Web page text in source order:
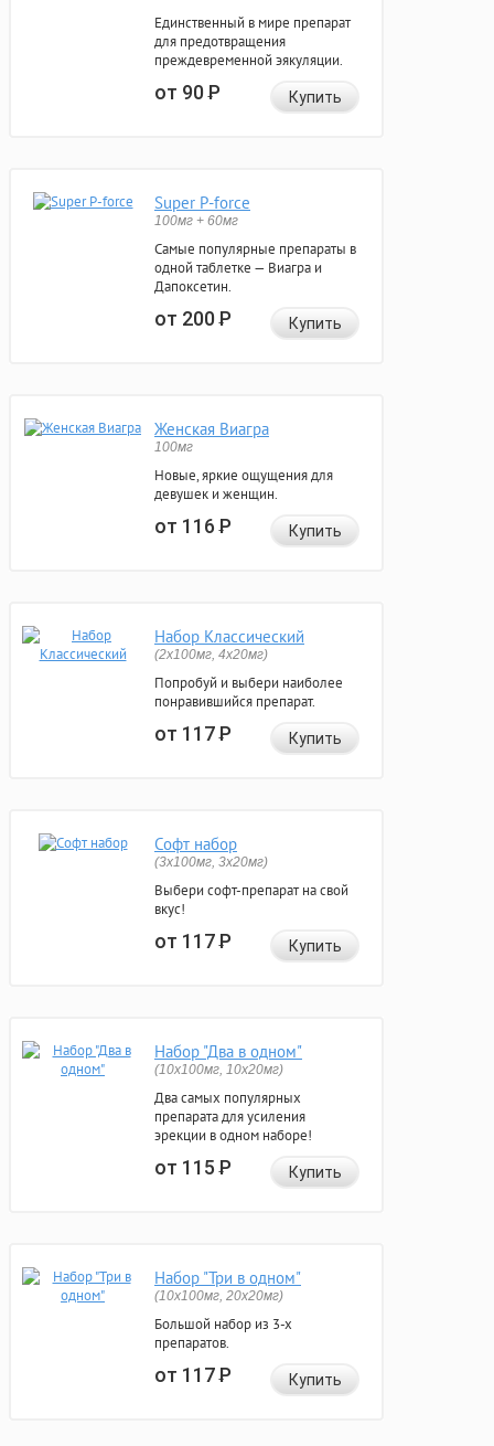
Единственный в мире препарат
для предотвращения
преждевременной эякуляции.
от 90Р Купить
Super P-force
100мг + 60мг
Самые популярные препараты в
одной таблетке — Виагра и
Дапоксетин.
от 200Р Купить
Женская Виагра
100мг
Новые, яркие ощущения для
девушек и женщин.
от 116Р Купить
Набор Классический
(2x100мг, 4x20мг)
Попробуй и выбери наиболее
понравившийся препарат.
от 117Р Купить
Софт набор
(3x100мг, 3x20мг)
Выбери софт-препарат на свой
вкус!
от 117Р Купить
Набор "Два в одном"
(10x100мг, 10x20мг)
Два самых популярных
препарата для усиления
эрекции в одном наборе!
от 115Р Купить
Набор "Три в одном"
(10x100мг, 20x20мг)
Большой набор из 3-х
препаратов.
от 117Р Купить